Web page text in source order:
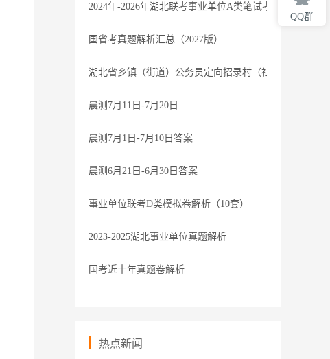
2024年-2026年湖北联考事业单位A类笔试考题-参考答案
国省考真题解析汇总（2027版）
湖北省乡镇（街道）公务员定向招录村（社区）干部笔
晨测7月11日-7月20日
晨测7月1日-7月10日答案
晨测6月21日-6月30日答案
事业单位联考D类模拟卷解析（10套）
2023-2025湖北事业单位真题解析
国考近十年真题卷解析
热点新闻
QQ群